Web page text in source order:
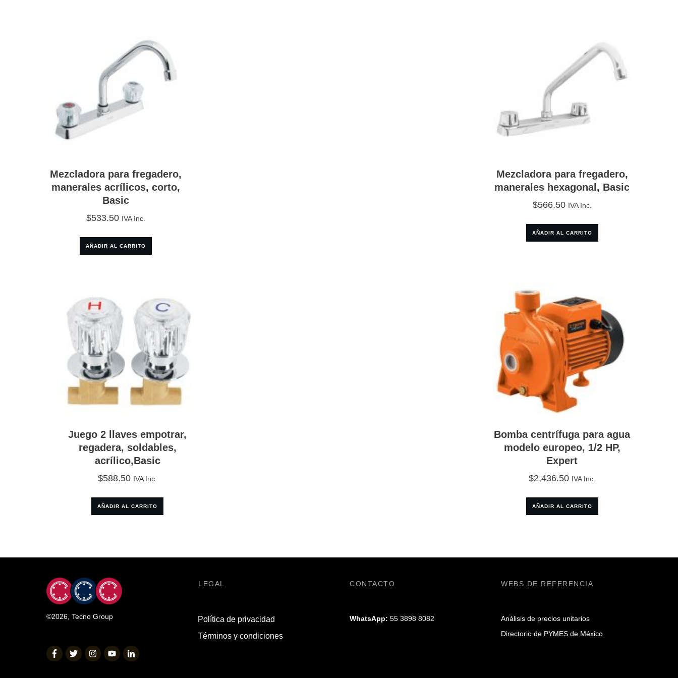
Mezcladora para fregadero,
manerales acrílicos, corto,
Basic
$533.50 IVA Inc.
AÑADIR AL CARRITO
Mezcladora para fregadero,
manerales hexagonal, Basic
$566.50 IVA Inc.
AÑADIR AL CARRITO
Juego 2 llaves empotrar,
regadera, soldables,
acrílico,Basic
$588.50 IVA Inc.
AÑADIR AL CARRITO
Bomba centrífuga para agua
modelo europeo, 1/2 HP,
Expert
$2,436.50 IVA Inc.
AÑADIR AL CARRITO
©2026 Tecno Group
LEGAL
Política de privacidad
Términos y condiciones
CONTACTO
WhatsApp: 55 3898 8082
WEBS DE REFERENCIA
Análisis de precios unitarios
Directorio de PYMES de México